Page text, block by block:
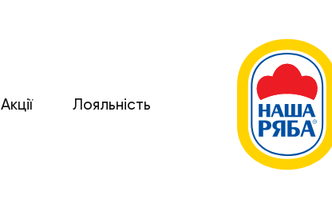
Акції Лояльність